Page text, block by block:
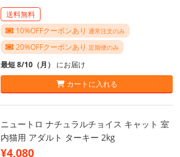
送料無料
10%OFFクーポンあり 通常注文のみ
20%OFFクーポンあり 定期便のみ
最短 8/10（月） にお届け
カートに入れる
ニュートロ ナチュラルチョイス キャット 室
内猫用 アダルト ターキー 2kg
¥4,080